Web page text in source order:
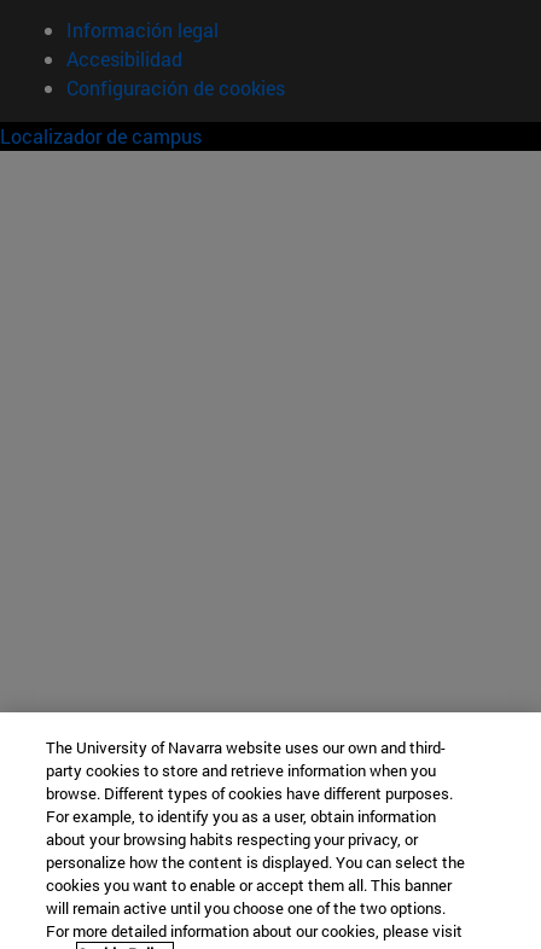
Información legal
Accesibilidad
Configuración de cookies
Localizador de campus
The University of Navarra website uses our own and third-
party cookies to store and retrieve information when you
browse. Different types of cookies have different purposes.
For example, to identify you as a user, obtain information
about your browsing habits respecting your privacy, or
personalize how the content is displayed. You can select the
cookies you want to enable or accept them all. This banner
will remain active until you choose one of the two options.
For more detailed information about our cookies, please visit